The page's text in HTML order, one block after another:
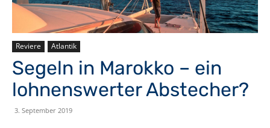
Reviere Atlantik
Segeln in Marokko – ein
lohnenswerter Abstecher?
3. September 2019